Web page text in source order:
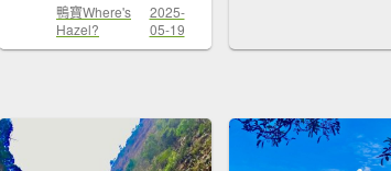
鴨寶Where's
Hazel?
2025-
05-19